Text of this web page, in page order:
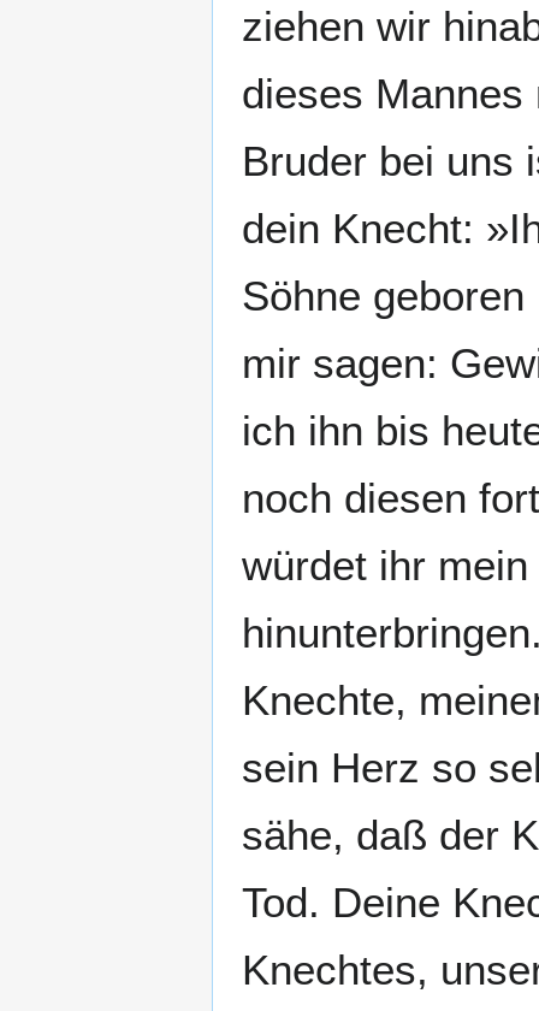
ziehen wir
dieses
Bruder bei uns
dein Knecht:
Söhne
mir sagen:
ich ihn bis
noch diesen
würdet ihr
Knechte,
sein Herz so
sähe, daß der
Tod. Deine
Knechtes,